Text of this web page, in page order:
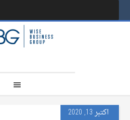
اکتبر 13, 2020